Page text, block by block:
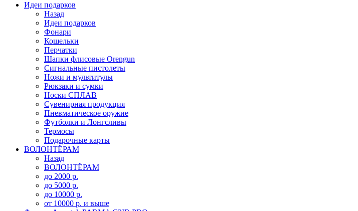
Идеи подарков
Назад
Идеи подарков
Фонари
Кошельки
Перчатки
Шапки флисовые Orengun
Сигнальные пистолеты
Ножи и мультитулы
Рюкзаки и сумки
Носки СПЛАВ
Сувенирная продукция
Пневматическое оружие
Футболки и Лонгсливы
Термосы
Подарочные карты
ВОЛОНТЁРАМ
Назад
ВОЛОНТЁРАМ
до 2000 р.
до 5000 р.
до 10000 р.
от 10000 р. и выше